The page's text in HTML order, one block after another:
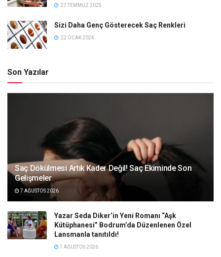
27 TEMMUZ 2025
Sizi Daha Genç Gösterecek Saç Renkleri
22 OCAK 2024
Son Yazılar
Saç Dökülmesi Artık Kader Değil! Saç Ekiminde Son
Gelişmeler
7 AĞUSTOS 2026
Yazar Seda Diker’in Yeni Romanı “Aşk
Kütüphanesi” Bodrum’da Düzenlenen Özel
Lansmanla tanıtıldı!
7 AĞUSTOS 2026